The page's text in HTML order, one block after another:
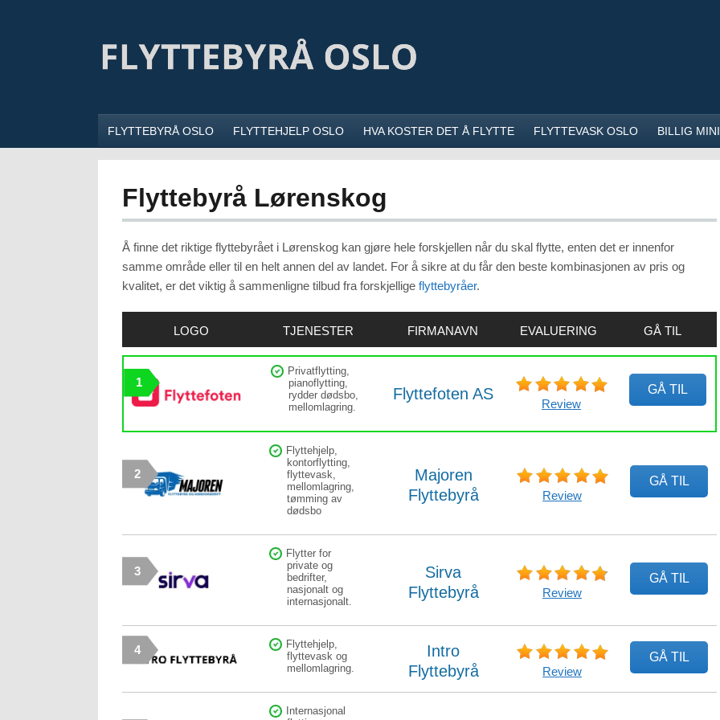
FLYTTEBYRÅ OSLO FLYTTEHJELP OSLO HVA KOSTER DET Å FLYTTE FLYTTEVASK OSLO BILLIG
Flyttebyrå Lørenskog
Å finne det riktige flyttebyrået i Lørenskog kan gjøre hele forskjellen når du skal flytte, enten det er innenfor
samme område eller til en helt annen del av landet. For å sikre at du får den beste kombinasjonen av pris og
kvalitet, er det viktig å sammenligne tilbud fra forskjellige flyttebyråer.
LOGO TJENESTER FIRMANAVN EVALUERING GÅ TIL
1
Privatflytting,
pianoflytting,
rydder dødsbo,
mellomlagring.
Flyttefoten AS
Review
GÅ TIL
2
Flyttehjelp,
kontorflytting,
flyttevask,
mellomlagring,
tømming av
dødsbo
Majoren
Flyttebyrå
Review
GÅ TIL
3
Flytter for
private og
bedrifter,
nasjonalt og
internasjonalt.
Sirva
Flyttebyrå
Review
GÅ TIL
4
Flyttehjelp,
flyttevask og
mellomlagring.
Intro
Flyttebyrå
Review
GÅ TIL
Internasjonal